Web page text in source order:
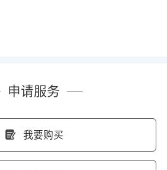
申请服务
我要购买